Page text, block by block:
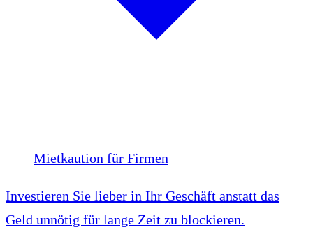
Mietkaution für Firmen
Investieren Sie lieber in Ihr Geschäft anstatt das
Geld unnötig für lange Zeit zu blockieren.